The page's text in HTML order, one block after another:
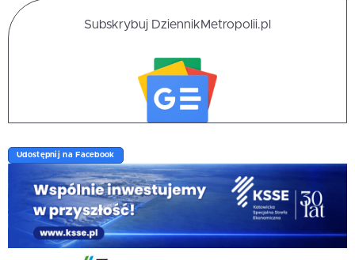
Subskrybuj DziennikMetropolii.pl
Udostępnij na Facebook